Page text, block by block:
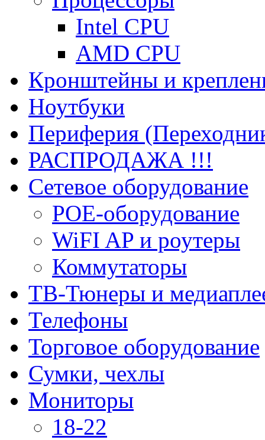
Intel CPU
AMD CPU
Кронштейны и
Ноутбуки
Периферия
РАСПРОДАЖА !!!
Сетевое оборудование
POE-оборудование
WiFI AP и роутеры
Коммутаторы
ТВ-Тюнеры и
Телефоны
Торговое оборудование
Сумки, чехлы
Мониторы
18-22